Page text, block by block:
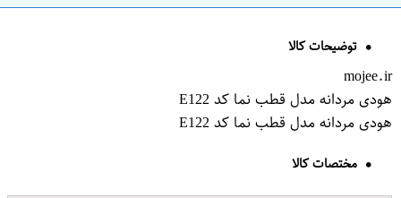
توضیحات کالا
mojee.ir
هودی مردانه مدل قطب نما کد E122
هودی مردانه مدل قطب نما کد E122
مختصات کالا